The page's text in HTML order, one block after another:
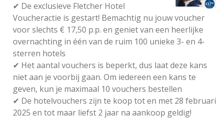
✔ De exclusieve Fletcher Hotel
Voucheractie is gestart! Bemachtig nu jouw voucher
voor slechts € 17,50 p.p. en geniet van een heerlijke
overnachting in één van de ruim 100 unieke 3- en 4-
sterren hotels
✔ Het aantal vouchers is beperkt, dus laat deze kans
niet aan je voorbij gaan. Om iedereen een kans te
geven, kun je maximaal 10 vouchers bestellen
✔ De hotelvouchers zijn te koop tot en met 28 februari
2025 en tot maar liefst 2 jaar na aankoop geldig!